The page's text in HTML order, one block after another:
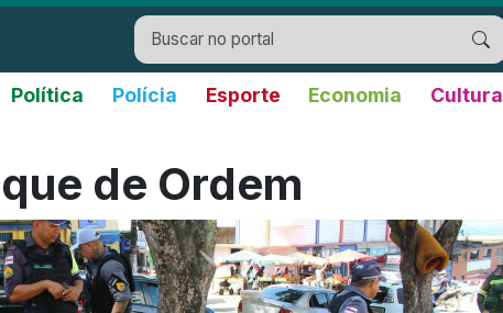
Política Polícia Esporte Economia Cultura
de Ordem